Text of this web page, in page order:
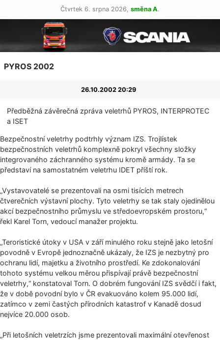
Čtvrtek 6. srpna 2026, směna A.
PYROS 2002
26.10.2002 20:29
Předběžná závěrečná zpráva veletrhů PYROS, INTERPROTEC
a ISET
Bezpečnostní veletrhy podtrhly význam IZS. Trojlístek
bezpečnostních veletrhů komplexně pokryl všechny složky
integrovaného záchranného systému kromě armády. Ta se
představí na samostatném veletrhu IDET příští rok.
„Vystavovatelé se prezentovali na osmi tisících metrech
čtverečních výstavní plochy. Tyto veletrhy se tak staly ojedinělou
akcí bezpečnostního průmyslu ve středoevropském prostoru,“
řekl Karel Torn, vedoucí manažer projektu.
„Teroristické útoky v USA v září minulého roku stejně jako letošní
povodně v Evropě jednoznačně ukázaly, že IZS je nezbytný pro
ochranu lidí, majetku a životního prostředí. Ke zdokonalování
tohoto systému velkou měrou přispívají právě bezpečnostní
veletrhy,“ konstatoval Torn. O dobrém fungování IZS svědčí i fakt,
že v době povodní bylo v ČR evakuováno kolem 95.000 lidí,
zatímco v zemi častých přírodních katastrof v Kanadě dosud
nejvíce 20.000 osob.
„Při letošních veletrzích jsme prezentovali maximální otevřenost